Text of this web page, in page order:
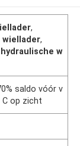
,
wiellader,
hydraulische w
saldo vóór v
C op zicht